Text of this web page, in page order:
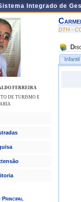
Integrado de
FERREIRA
DE TURISMO E
Principal
DTH -
Infantil